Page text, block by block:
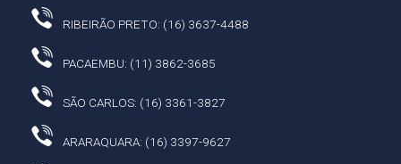
RIBEIRÃO PRETO: (16) 3637-4488
PACAEMBU: (11) 3862-3685
SÃO CARLOS: (16) 3361-3827
ARARAQUARA: (16) 3397-9627